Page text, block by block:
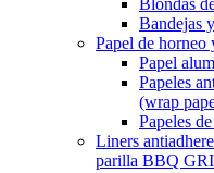
Blondas
Bandejas
Papel de horneo
Papel
Papeles
(wrap
Papeles
Liners
parilla BBQ